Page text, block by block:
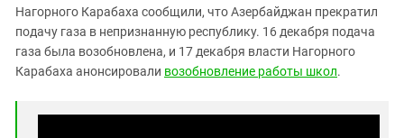
Чечня
Южная Осетия
Южный Кавказ
Нагорного Карабаха сообщили, что Азербайджан прекратил
подачу газа в непризнанную республику. 16 декабря подача
газа была возобновлена, и 17 декабря власти Нагорного
Карабаха анонсировали возобновление работы школ.